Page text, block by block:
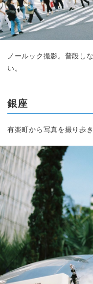
ノールック撮影。普段し
い。
銀座
有楽町から写真を撮り歩